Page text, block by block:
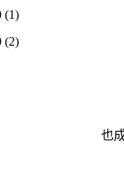
也